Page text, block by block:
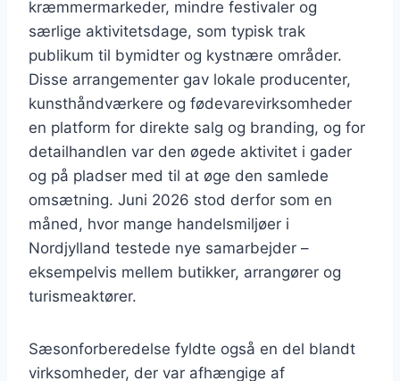
kræmmermarkeder, mindre festivaler og
særlige aktivitetsdage, som typisk trak
publikum til bymidter og kystnære områder.
Disse arrangementer gav lokale producenter,
kunsthåndværkere og fødevarevirksomheder
en platform for direkte salg og branding, og for
detailhandlen var den øgede aktivitet i gader
og på pladser med til at øge den samlede
omsætning. Juni 2026 stod derfor som en
måned, hvor mange handelsmiljøer i
Nordjylland testede nye samarbejder –
eksempelvis mellem butikker, arrangører og
turismeaktører.
Sæsonforberedelse fyldte også en del blandt
virksomheder, der var afhængige af